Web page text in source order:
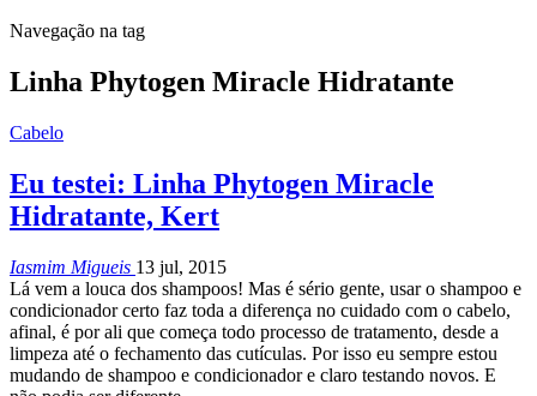
Navegação na tag
Linha Phytogen Miracle Hidratante
Cabelo
Eu testei: Linha Phytogen Miracle
Hidratante, Kert
Iasmim Migueis 13 jul, 2015
Lá vem a louca dos shampoos! Mas é sério gente, usar o shampoo e
condicionador certo faz toda a diferença no cuidado com o cabelo,
afinal, é por ali que começa todo processo de tratamento, desde a
limpeza até o fechamento das cutículas. Por isso eu sempre estou
mudando de shampoo e condicionador e claro testando novos. E